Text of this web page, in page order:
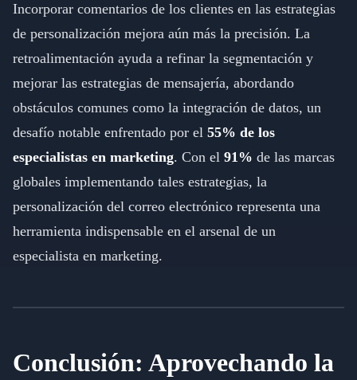
Incorporar comentarios de los clientes en las estrategias
de personalización mejora aún más la precisión. La
retroalimentación ayuda a refinar la segmentación y
mejorar las estrategias de mensajería, abordando
obstáculos comunes como la integración de datos, un
desafío notable enfrentado por el 55% de los
especialistas en marketing. Con el 91% de las marcas
globales implementando tales estrategias, la
personalización del correo electrónico representa una
herramienta indispensable en el arsenal de un
especialista en marketing.
Conclusión: Aprovechando la